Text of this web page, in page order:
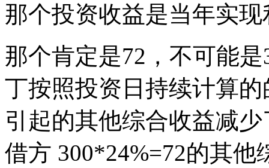
那个投资收益是当年实
那个肯定是72，不可能
丁按照投资日持续计算
引起的其他综合收益减
借方 300*24%=72的其他